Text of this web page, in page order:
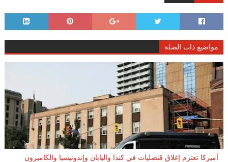
مواضيع ذات الصلة
أميركا تعتزم إغلاق قنصليات في كندا واليابان وإندونيسيا والكاميرون